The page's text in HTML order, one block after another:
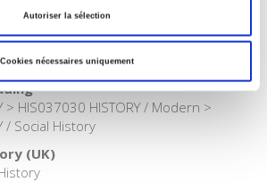
Autoriser la sélection
Cookies nécessaires uniquement
> HIS037030 HISTORY / Modern >
/ Social History
(UK)